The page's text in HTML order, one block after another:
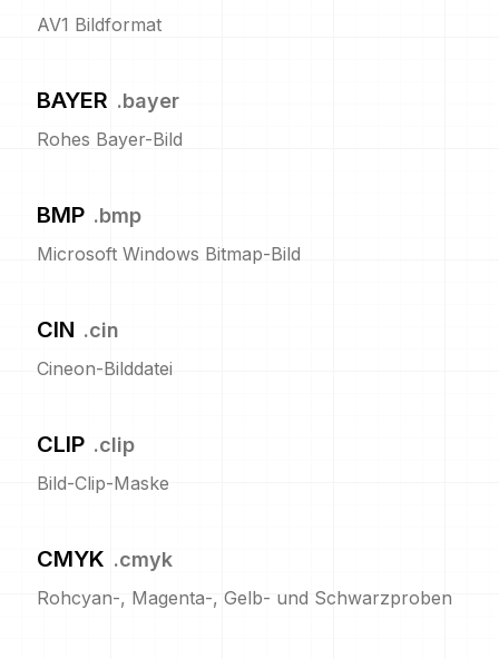
AV1 Bildformat
BAYER .bayer
Rohes Bayer-Bild
BMP .bmp
Microsoft Windows Bitmap-Bild
CIN .cin
Cineon-Bilddatei
CLIP .clip
Bild-Clip-Maske
CMYK .cmyk
Rohcyan-, Magenta-, Gelb- und Schwarzproben